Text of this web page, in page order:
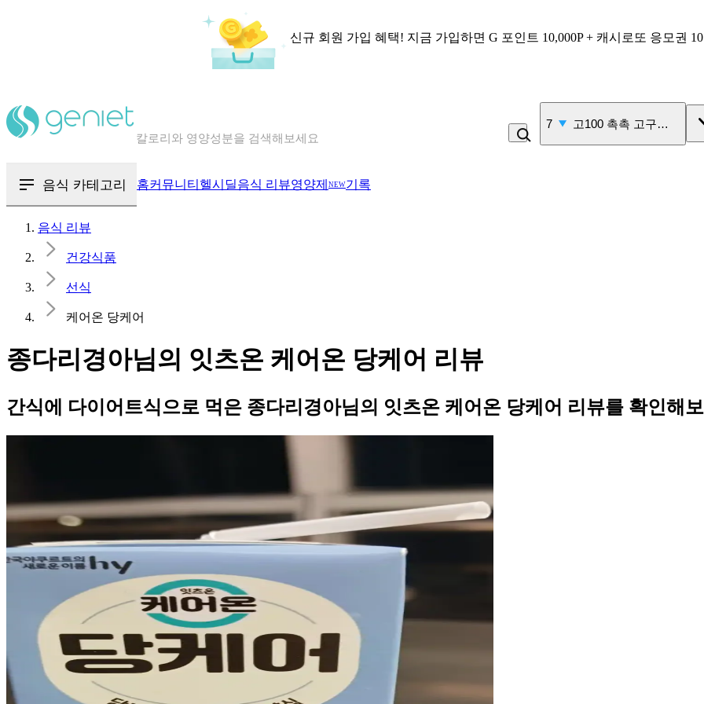
신규 회원 가입 혜택! 지금 가입하면 G 포인트 10,000P + 캐시로또 응모권
혈당 · 다이어트 음식 검색해보세요
7 고100 촉촉 고구마 스틱
음식 카테고리 홈커뮤니티 헬시딜음식 리뷰영양제 NEW기록
음식 리뷰
건강식품
선식
케어온 당케어
종다리경아님의 잇츠온 케어온 당케어 리뷰
간식에 다이어트식으로 먹은 종다리경아님의 잇츠온 케어온 당케어 리뷰를 확인해